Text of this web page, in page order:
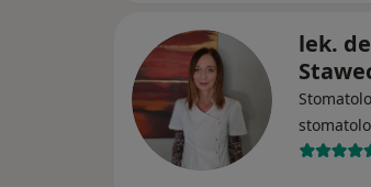
lek.